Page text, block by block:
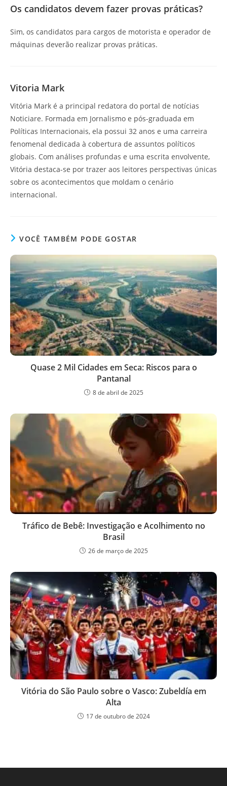
Os candidatos devem fazer provas práticas?
Sim, os candidatos para cargos de motorista e operador de
máquinas deverão realizar provas práticas.
Vitoria Mark
Vitória Mark é a principal redatora do portal de notícias
Noticiare. Formada em Jornalismo e pós-graduada em
Políticas Internacionais, ela possui 32 anos e uma carreira
fenomenal dedicada à cobertura de assuntos políticos
globais. Com análises profundas e uma escrita envolvente,
Vitória destaca-se por trazer aos leitores perspectivas únicas
sobre os acontecimentos que moldam o cenário
internacional.
VOCÊ TAMBÉM PODE GOSTAR
Quase 2 Mil Cidades em Seca: Riscos para o
Pantanal
8 de abril de 2025
Tráfico de Bebê: Investigação e Acolhimento no
Brasil
26 de março de 2025
Vitória do São Paulo sobre o Vasco: Zubeldía em
Alta
17 de outubro de 2024